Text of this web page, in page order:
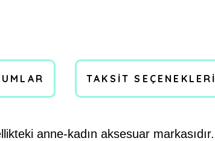
TAKSIT SEÇENEKLERI
anne-kadın aksesuar markasıdır.